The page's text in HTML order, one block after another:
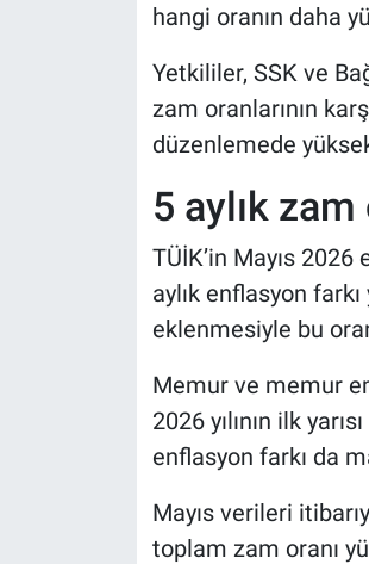
hangi oranın daha
Yetkililer, SSK ve
zam oranlarının
düzenlemede
5 aylık
TÜİK’in Mayıs
aylık enflasyon
eklenmesiyle bu
Memur ve memur
2026 yılının ilk
enflasyon farkı da
Mayıs verileri
toplam zam oranı